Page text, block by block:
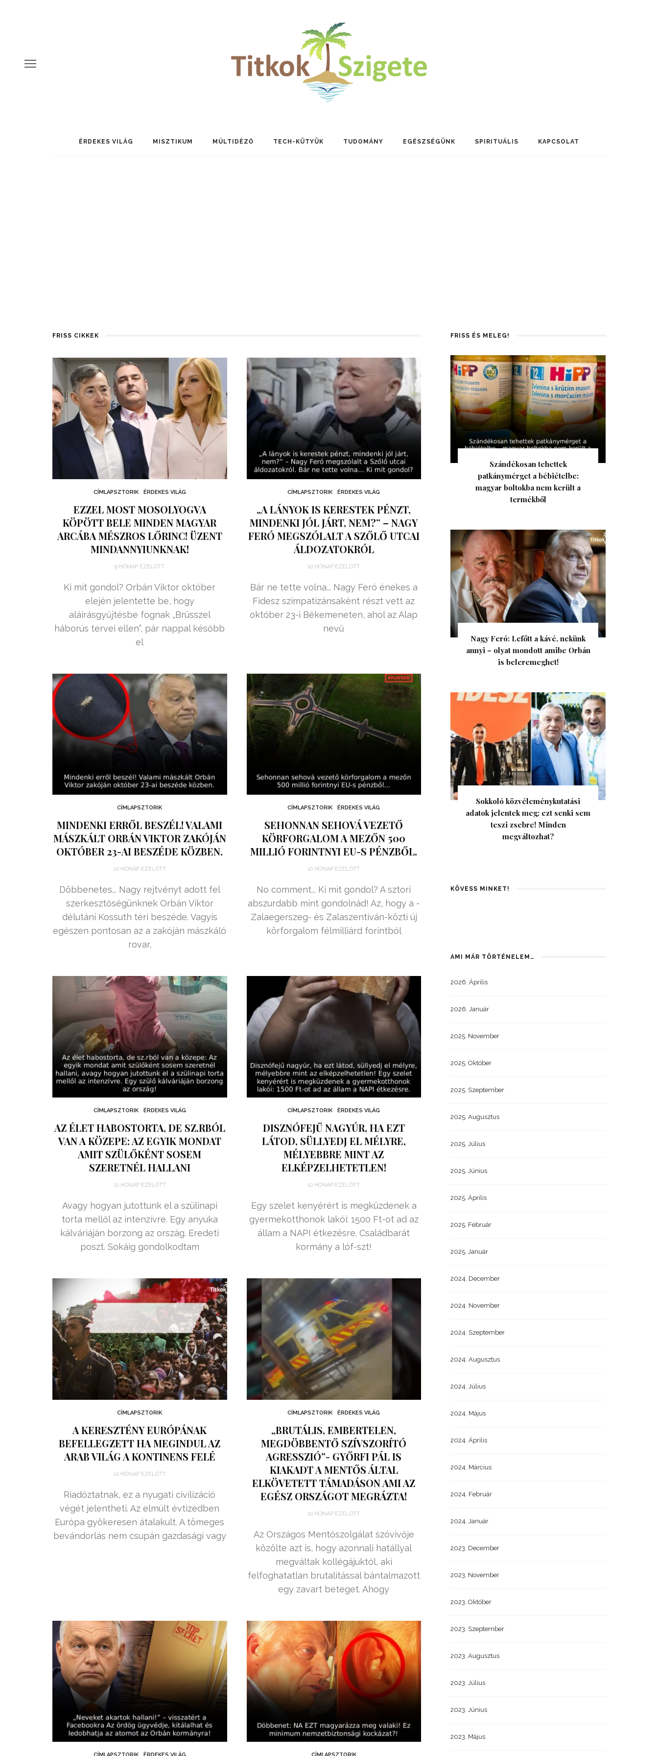
ÉRDEKES VILÁG MISZTIKUM MÚLTIDÉZŐ TECH-KÜTYÜK TUDOMÁNY EGÉSZSÉGÜNK SPIRITUÁLIS KAPCSOLAT
FRISS CIKKEK
CÍMLAPSZTORIK ÉRDEKES VILÁG
EZZEL MOST MOSOLYOGVA
KÖPÖTT BELE MINDEN MAGYAR
ARCÁBA MÉSZROS LŐRINC! ÜZENT
MINDANNYIUNKNAK!
9 HÓNAP EZELŐTT
Ki mit gondol? Orbán Viktor október
elején jelentette be, hogy
aláírásgyűjtésbe fognak „Brüsszel
háborús tervei ellen”, pár nappal később
el
CÍMLAPSZTORIK ÉRDEKES VILÁG
„A LÁNYOK IS KERESTEK PÉNZT,
MINDENKI JÓL JÁRT, NEM?” – NAGY
FERÓ MEGSZÓLALT A SZŐLŐ UTCAI
ÁLDOZATOKRÓL
10 HÓNAP EZELŐTT
Bár ne tette volna... Nagy Feró énekes a
Fidesz szimpatizánsaként részt vett az
október 23-i Békemeneten, ahol az Alap
nevű
CÍMLAPSZTORIK
MINDENKI ERRŐL BESZÉL! VALAMI
MÁSZKÁLT ORBÁN VIKTOR ZAKÓJÁN
OKTÓBER 23-AI BESZÉDE KÖZBEN.
10 HÓNAP EZELŐTT
Döbbenetes... Nagy rejtvényt adott fel
szerkesztőségünknek Orbán Viktor
délutáni Kossuth téri beszéde. Vagyis
egészen pontosan az a zakóján mászkáló
rovar,
CÍMLAPSZTORIK ÉRDEKES VILÁG
SEHONNAN SEHOVÁ VEZETŐ
KÖRFORGALOM A MEZŐN 500
MILLIÓ FORINTNYI EU-S PÉNZBŐL.
10 HÓNAP EZELŐTT
No comment... Ki mit gondol? A sztori
abszurdabb mint gondolnád! Az, hogy a ­
Zalaegerszeg- és Zalaszentiván-közti új
körforgalom félmilliárd forintból
CÍMLAPSZTORIK ÉRDEKES VILÁG
AZ ÉLET HABOSTORTA, DE SZ.RBÓL
VAN A KÖZEPE: AZ EGYIK MONDAT
AMIT SZÜLŐKÉNT SOSEM
SZERETNÉL HALLANI
10 HÓNAP EZELŐTT
Avagy hogyan jutottunk el a szülinapi
torta mellől az intenzívre. Egy anyuka
kálváriáján borzong az ország. Eredeti
poszt. Sokáig gondolkodtam
CÍMLAPSZTORIK ÉRDEKES VILÁG
DISZNÓFEJŰ NAGYÚR, HA EZT
LÁTOD, SÜLLYEDJ EL MÉLYRE,
MÉLYEBBRE MINT AZ
ELKÉPZELHETETLEN!
10 HÓNAP EZELŐTT
Egy szelet kenyérért is megküzdenek a
gyermekotthonok lakói: 1500 Ft-ot ad az
állam a NAPI étkezésre. Családbarát
kormány a lóf-szt!
CÍMLAPSZTORIK
A KERESZTÉNY EURÓPÁNAK
BEFELLEGZETT HA MEGINDUL AZ
ARAB VILÁG A KONTINENS FELÉ
10 HÓNAP EZELŐTT
Riadóztatnak, ez a nyugati civilizáció
végét jelentheti. Az elmúlt évtizedben
Európa gyökeresen átalakult. A tömeges
bevándorlás nem csupán gazdasági vagy
CÍMLAPSZTORIK ÉRDEKES VILÁG
„BRUTÁLIS, EMBERTELEN,
MEGDÖBBENTŐ SZÍVSZORÍTÓ
AGRESSZIÓ”- GYŐRFI PÁL IS
KIAKADT A MENTŐS ÁLTAL
ELKÖVETETT TÁMADÁSON AMI AZ
EGÉSZ ORSZÁGOT MEGRÁZTA!
10 HÓNAP EZELŐTT
Az Országos Mentőszolgálat szóvivője
közölte azt is, hogy azonnali hatállyal
megváltak kollégájuktól, aki
felfoghatatlan brutalitással bántalmazott
egy zavart beteget. Ahogy
FRISS ÉS MELEG!
Szándékosan tehettek
patkánymérget a bébiételbe:
magyar boltokba nem került a
termékből
Nagy Feró: Lefőtt a kávé, nekünk
annyi – olyat mondott amibe Orbán
is beleremeghet!
Sokkoló közvéleménykutatási
adatok jelentek meg: ezt senki sem
teszi zsebre! Minden
megváltozhat?
KÖVESS MINKET!
AMI MÁR TÖRTÉNELEM…
2026. Április
2026. Január
2025. November
2025. Október
2025. Szeptember
2025. Augusztus
2025. Július
2025. Június
2025. Április
2025. Február
2025. Január
2024. December
2024. November
2024. Szeptember
2024. Augusztus
2024. Július
2024. Május
2024. Április
2024. Március
2024. Február
2024. Január
2023. December
2023. November
2023. Október
2023. Szeptember
2023. Augusztus
2023. Július
2023. Június
2023. Május